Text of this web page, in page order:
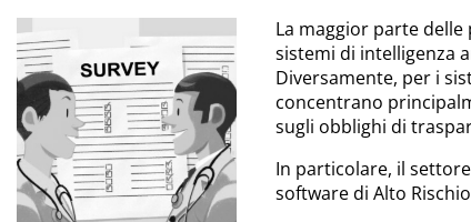
La maggior parte
sistemi di intelligenza
Diversamente, per i
concentrano
sugli obblighi di
In particolare, il
software di Alto